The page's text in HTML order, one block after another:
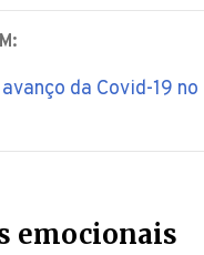
da Covid-19
emocionais